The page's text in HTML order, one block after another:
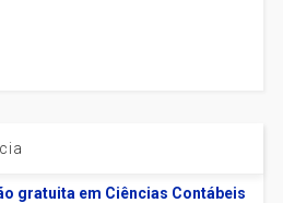
gratuita em Ciências Contábeis